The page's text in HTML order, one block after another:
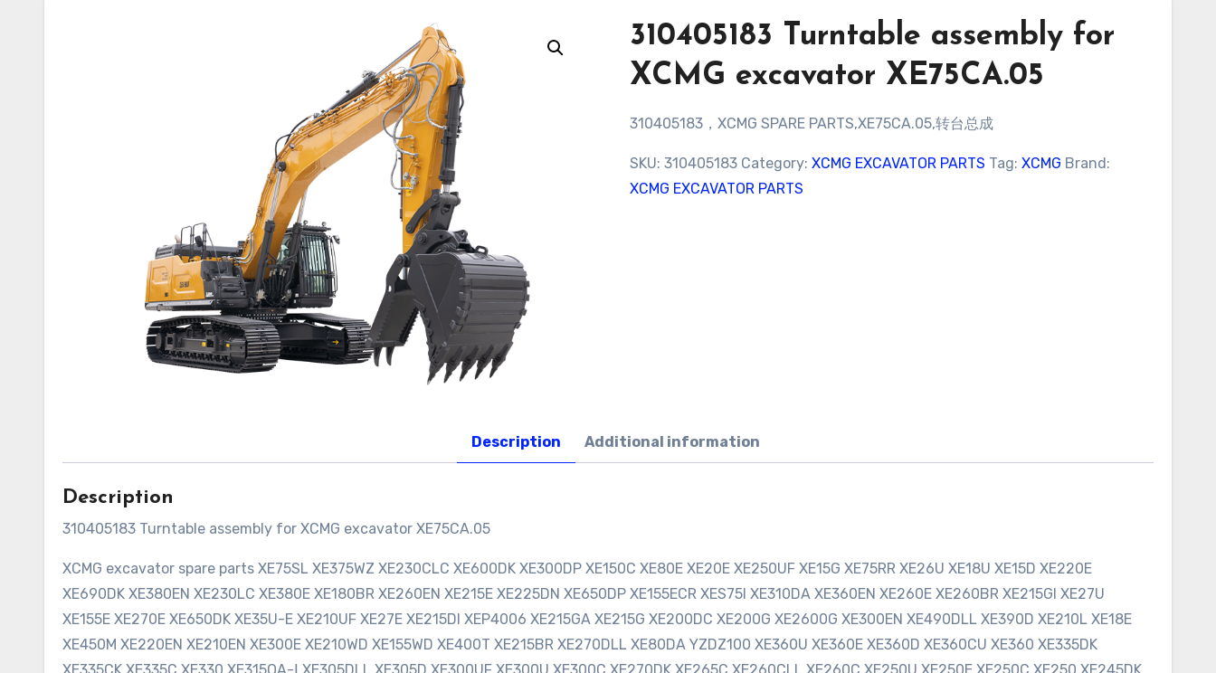
310405183 Turntable assembly for
XCMG excavator XE75CA.05
310405183，XCMG SPARE PARTS,XE75CA.05,转台总成
SKU:310405183 Category:XCMG EXCAVATOR PARTS Tag:XCMG Brand:
XCMG EXCAVATOR PARTS
Description Additional information
Description
310405183 Turntable assembly for XCMG excavator XE75CA.05
XCMG excavator spare parts XE75SL XE375WZ XE230CLC XE600DK XE300DP XE150C XE80E XE20E XE250UF XE15G XE75RR XE26U XE18U XE15D XE220E
XE690DK XE380EN XE230LC XE380E XE180BR XE260EN XE215E XE225DN XE650DP XE155ECR XES75I XE310DA XE360EN XE260E XE260BR XE215GI XE27U
XE155E XE270E XE650DK XE35U-E XE210UF XE27E XE215DI XEP4006 XE215GA XE215G XE200DC XE200G XE2600G XE300EN XE490DLL XE390D XE210L XE18E
XE450M XE220EN XE210EN XE300E XE210WD XE155WD XE400T XE215BR XE270DLL XE80DA YZDZ100 XE360U XE360E XE360D XE360CU XE360 XE335DK